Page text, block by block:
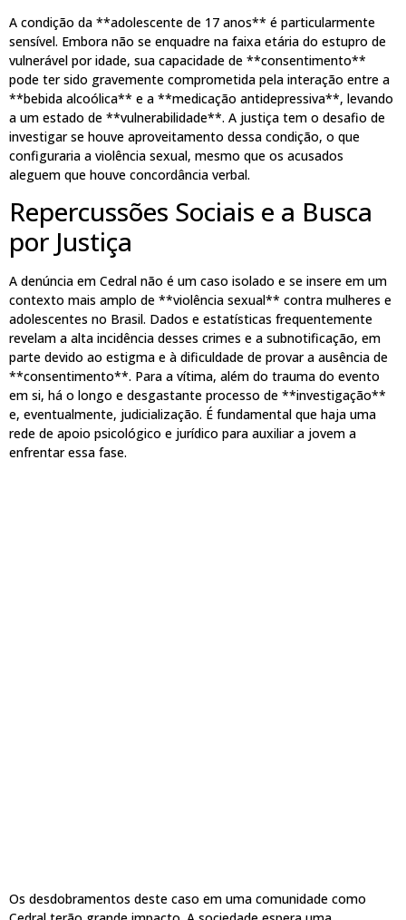
A condição da **adolescente de 17 anos** é particularmente
sensível. Embora não se enquadre na faixa etária do estupro de
vulnerável por idade, sua capacidade de **consentimento**
pode ter sido gravemente comprometida pela interação entre a
**bebida alcoólica** e a **medicação antidepressiva**, levando
a um estado de **vulnerabilidade**. A justiça tem o desafio de
investigar se houve aproveitamento dessa condição, o que
configuraria a violência sexual, mesmo que os acusados
aleguem que houve concordância verbal.
Repercussões Sociais e a Busca
por Justiça
A denúncia em Cedral não é um caso isolado e se insere em um
contexto mais amplo de **violência sexual** contra mulheres e
adolescentes no Brasil. Dados e estatísticas frequentemente
revelam a alta incidência desses crimes e a subnotificação, em
parte devido ao estigma e à dificuldade de provar a ausência de
**consentimento**. Para a vítima, além do trauma do evento
em si, há o longo e desgastante processo de **investigação**
e, eventualmente, judicialização. É fundamental que haja uma
rede de apoio psicológico e jurídico para auxiliar a jovem a
enfrentar essa fase.
Os desdobramentos deste caso em uma comunidade como